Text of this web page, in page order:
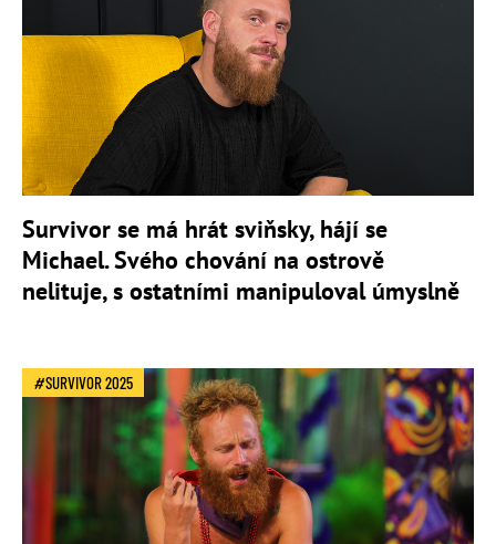
Survivor se má hrát sviňsky, hájí se
Michael. Svého chování na ostrově
nelituje, s ostatními manipuloval úmyslně
SURVIVOR 2025